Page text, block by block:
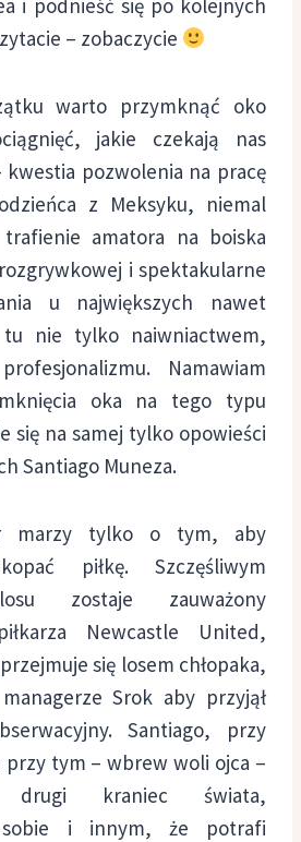
i podnieść się po kolejnych
– zobaczycie
warto przymknąć oko
jakie czekają nas
pozwolenia na pracę
z Meksyku, niemal
trafienie amatora na boiska
i spektakularne
u największych nawet
tu nie tylko naiwniactwem,
Namawiam
oka na tego typu
się na samej tylko opowieści
Santiago Muneza.
marzy tylko o tym, aby
piłkę. Szczęśliwym
zostaje zauważony
Newcastle United,
się losem chłopaka,
Srok aby przyjął
Santiago, przy
przy tym – wbrew woli ojca –
drugi kraniec świata,
i innym, że potrafi